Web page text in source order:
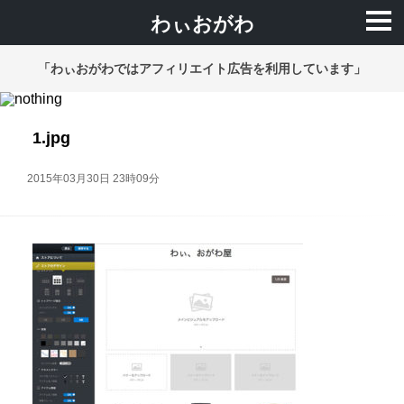
わぃおがわ
「わぃおがわではアフィリエイト広告を利用しています」
1.jpg
2015年03月30日 23時09分